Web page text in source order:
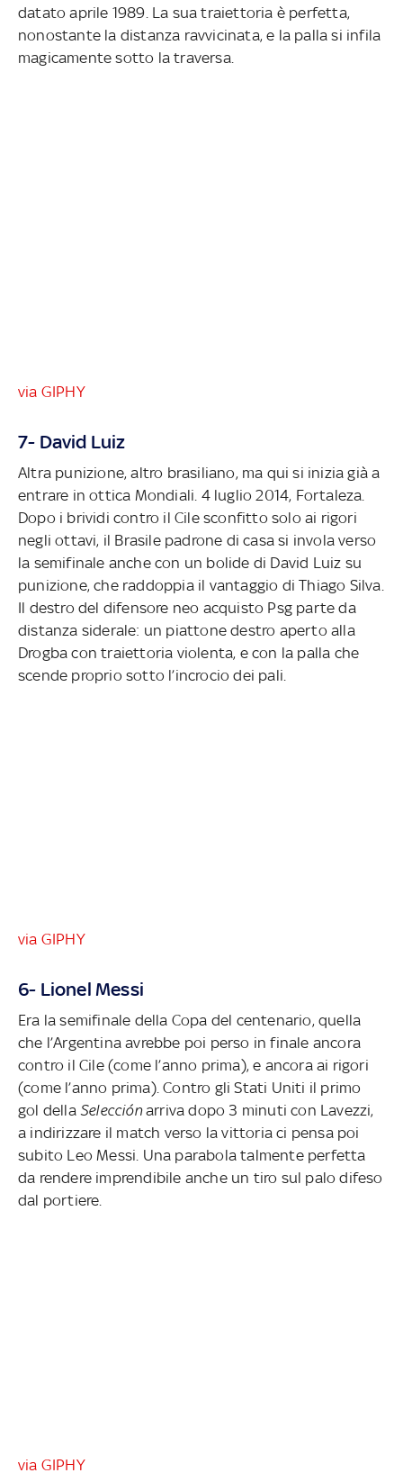
datato aprile 1989. La sua traiettoria è perfetta,
nonostante la distanza ravvicinata, e la palla si infila
magicamente sotto la traversa.
via GIPHY
7- David Luiz
Altra punizione, altro brasiliano, ma qui si inizia già a
entrare in ottica Mondiali. 4 luglio 2014, Fortaleza.
Dopo i brividi contro il Cile sconfitto solo ai rigori
negli ottavi, il Brasile padrone di casa si invola verso
la semifinale anche con un bolide di David Luiz su
punizione, che raddoppia il vantaggio di Thiago Silva.
Il destro del difensore neo acquisto Psg parte da
distanza siderale: un piattone destro aperto alla
Drogba con traiettoria violenta, e con la palla che
scende proprio sotto l’incrocio dei pali.
via GIPHY
6- Lionel Messi
Era la semifinale della Copa del centenario, quella
che l’Argentina avrebbe poi perso in finale ancora
contro il Cile (come l’anno prima), e ancora ai rigori
(come l’anno prima). Contro gli Stati Uniti il primo
gol della Selecciónarriva dopo 3 minuti con Lavezzi,
a indirizzare il match verso la vittoria ci pensa poi
subito Leo Messi. Una parabola talmente perfetta
da rendere imprendibile anche un tiro sul palo difeso
dal portiere.
via GIPHY